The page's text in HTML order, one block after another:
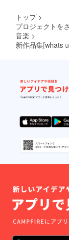
トップ >
プロジェクトを
音楽 >
新作品集[whats